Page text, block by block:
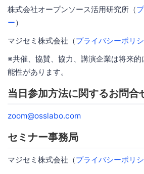
株式会社オープンソース活用研究所（
ー）
マジセミ株式会社（プライバシーポリ
※共催、協賛、協力、講演企業は将来
能性があります。
当日参加方法に関するお問合
zoom@osslabo.com
セミナー事務局
マジセミ株式会社（プライバシーポリ